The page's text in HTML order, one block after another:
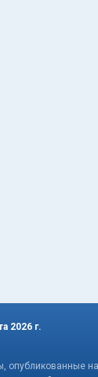
2026 г.
опубликованные